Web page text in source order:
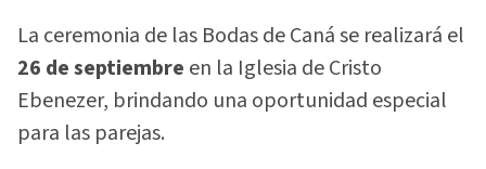
La ceremonia de las Bodas de Caná se realizará el
26 de septiembre en la Iglesia de Cristo
Ebenezer, brindando una oportunidad especial
para las parejas.